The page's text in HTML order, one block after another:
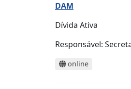
DAM
Dívida Ativa
Responsável:
online